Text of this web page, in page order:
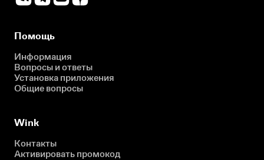
Помощь
Информация
Вопросы и ответы
Установка приложения
Общие вопросы
Wink
Контакты
Активировать промокод